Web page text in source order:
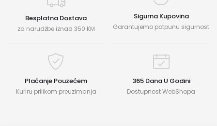
Besplatna Dostava
za narudžbe iznad 350 KM
Sigurna Kupovina
Garantujemo potpunu sigurnost
Plaćanje Pouzećem
Kuriru prilikom preuzimanja
365 Dana U Godini
Dostupnost WebShopa